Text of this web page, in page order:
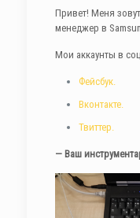
Привет! Меня
менеджер в
Мои аккаунты в
Фейсбук.
Вконтакте.
Твиттер.
— Ваш